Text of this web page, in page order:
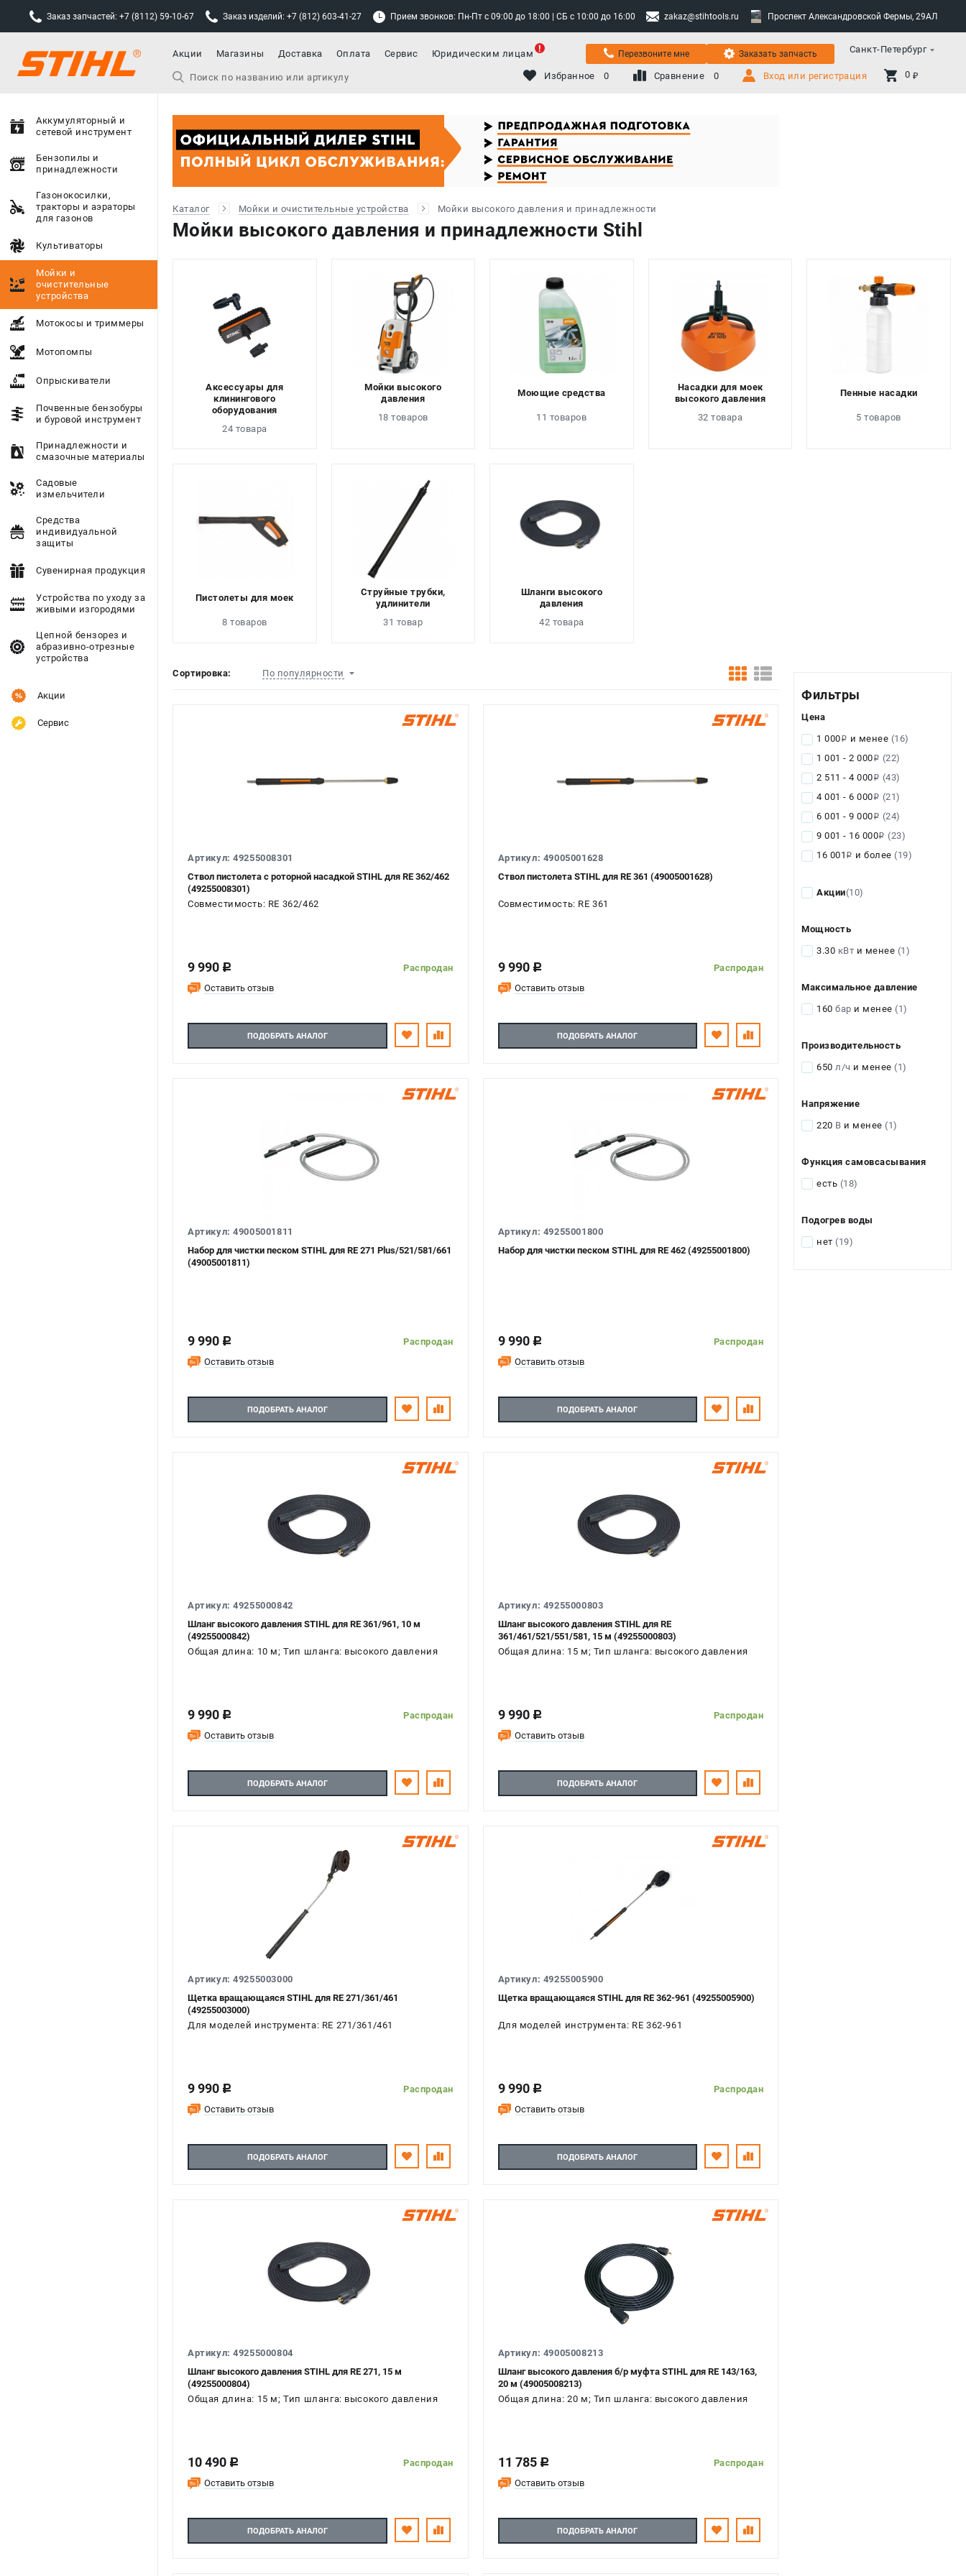
Заказ запчастей: +7 (8112) 59-10-67 Заказ изделий: +7 (812) 603-41-27 Прием звонков: Пн-Пт с 09:00 до 18:00 | СБ с 10:00 до 16:00 zakaz@stihtools.ru Проспект Александровской Фермы, 29АЛ
Санкт-Петербург
Акции Магазины Доставка Оплата Сервис Юридическим лицам Перезвоните мне Заказать запчасть
Избранное 0 Сравнение 0 Вход или регистрация 0 ₽
Аккумуляторный и
сетевой инструмент
Бензопилы и
принадлежности
Газонокосилки,
тракторы и аэраторы
для газонов
Культиваторы
Мойки и
очистительные
устройства
Мотокосы и триммеры
Мотопомпы
Опрыскиватели
Почвенные бензобуры
и буровой инструмент
Принадлежности и
смазочные материалы
Садовые
измельчители
Средства
индивидуальной
защиты
Сувенирная продукция
Устройства по уходу за
живыми изгородями
Цепной бензорез и
абразивно-отрезные
устройства
Акции
Сервис
Каталог Мойки и очистительные устройства Мойки высокого давления и принадлежности
Мойки высокого давления и принадлежности Stihl
Аксессуары для
клинингового
оборудования
24 товара
Мойки высокого
давления
18 товаров
Моющие средства
11 товаров
Насадки для моек
высокого давления
32 товара
Пенные насадки
5 товаров
Пистолеты для моек
8 товаров
Струйные трубки,
удлинители
31 товар
Шланги высокого
давления
42 товара
Сортировка: По популярности
Артикул: 49255008301
Ствол пистолета с роторной насадкой STIHL для RE 362/462
(49255008301)
Совместимость: RE 362/462
9 990 c
Распродан
Оставить отзыв
ПОДОБРАТЬ АНАЛОГ
Артикул: 49005001628
Ствол пистолета STIHL для RE 361 (49005001628)
Совместимость: RE 361
9 990 c
Распродан
Оставить отзыв
ПОДОБРАТЬ АНАЛОГ
Артикул: 49005001811
Набор для чистки песком STIHL для RE 271 Plus/521/581/661
(49005001811)
9 990 c
Распродан
Оставить отзыв
ПОДОБРАТЬ АНАЛОГ
Артикул: 49255001800
Набор для чистки песком STIHL для RE 462 (49255001800)
9 990 c
Распродан
Оставить отзыв
ПОДОБРАТЬ АНАЛОГ
Артикул: 49255000842
Шланг высокого давления STIHL для RE 361/961, 10 м
(49255000842)
Общая длина: 10 м; Тип шланга: высокого давления
9 990 c
Распродан
Оставить отзыв
ПОДОБРАТЬ АНАЛОГ
Артикул: 49255000803
Шланг высокого давления STIHL для RE
361/461/521/551/581, 15 м (49255000803)
Общая длина: 15 м; Тип шланга: высокого давления
9 990 c
Распродан
Оставить отзыв
ПОДОБРАТЬ АНАЛОГ
Артикул: 49255003000
Щетка вращающаяся STIHL для RE 271/361/461
(49255003000)
Для моделей инструмента: RE 271/361/461
9 990 c
Распродан
Оставить отзыв
ПОДОБРАТЬ АНАЛОГ
Артикул: 49255005900
Щетка вращающаяся STIHL для RE 362-961 (49255005900)
Для моделей инструмента: RE 362-961
9 990 c
Распродан
Оставить отзыв
ПОДОБРАТЬ АНАЛОГ
Артикул: 49255000804
Шланг высокого давления STIHL для RE 271, 15 м
(49255000804)
Общая длина: 15 м; Тип шланга: высокого давления
10 490 c
Распродан
Оставить отзыв
ПОДОБРАТЬ АНАЛОГ
Артикул: 49005008213
Шланг высокого давления б/р муфта STIHL для RE 143/163,
20 м (49005008213)
Общая длина: 20 м; Тип шланга: высокого давления
11 785 c
Распродан
Оставить отзыв
ПОДОБРАТЬ АНАЛОГ
Фильтры
Цена
1 000i и менее (16)
1 001 - 2 000i (22)
2 511 - 4 000i (43)
4 001 - 6 000i (21)
6 001 - 9 000i (24)
9 001 - 16 000i (23)
16 001 i и более (19)
Акции(10)
Мощность
3.30 кВт и менее (1)
Максимальное давление
160 бар и менее (1)
Производительность
650 л/ч и менее (1)
Напряжение
220 В и менее (1)
Функция самовсасывания
есть (18)
Подогрев воды
нет (19)